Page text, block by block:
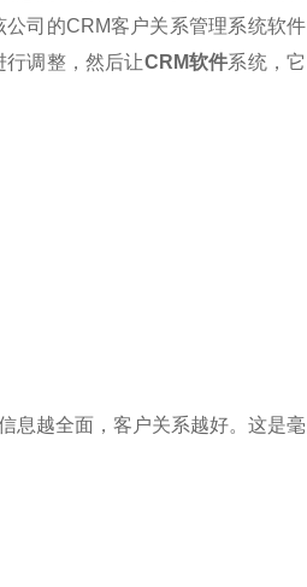
司的CRM客户关系管理系统软件
调整，然后让CRM软件系统，它
越全面，客户关系越好。这是毫